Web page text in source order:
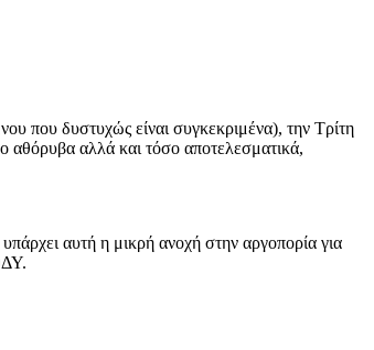
που δυστυχώς είναι συγκεκριμένα), την Τρίτη
αθόρυβα αλλά και τόσο αποτελεσματικά,
αυτή η μικρή ανοχή στην αργοπορία για